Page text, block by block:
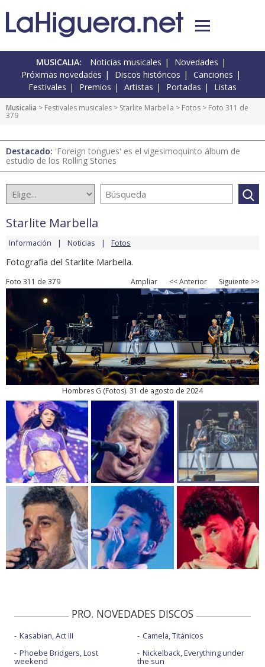
MUSICALIA: Noticias musicales
Novedades
Próximas novedades
Discos históricos
Canciones
Festivales
Premios Artistas Portadas Listas
Musicalia > Festivales musicales > Starlite Marbella > Fotos > Foto 311 de
379
Destacado: 'Foreign tongues' es el vigesimoquinto álbum de
estudio de los Rolling Stones
Starlite Marbella
Información Noticias Fotos
Fotografía del Starlite Marbella.
Foto 311 de 379 Ampliar << Anterior Siguiente >>
Hombres G (Fotos). 31 de agosto de 2024
PRO. NOVEDADES DISCOS
Kasabian, Act III
Phoebe Bridgers, Lost
weekend
Camela, Titánicos
Nickelback, Everything under
the sun